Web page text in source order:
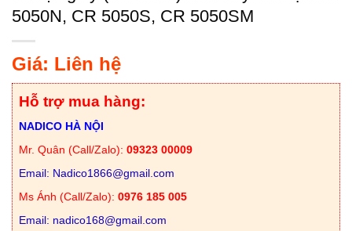
5050N, CR 5050S, CR 5050SM
Giá: Liên hệ
Hỗ trợ mua hàng:
NADICO HÀ NỘI
Mr. Quân (Call/Zalo): 09323 00009
Email: Nadico1866@gmail.com
Ms Ánh (Call/Zalo): 0976 185 005
Email: nadico168@gmail.com